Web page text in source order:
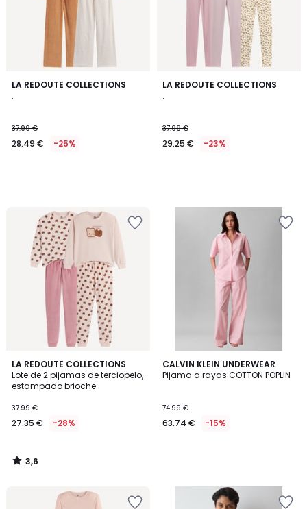
LA REDOUTE COLLECTIONS
.
37.99 €
28.49 € -25%
LA REDOUTE COLLECTIONS
.
37.99 €
29.25 € -23%
LA REDOUTE COLLECTIONS
Lote de 2 pijamas de terciopelo,
estampado brioche
37.99 €
27.35 € -28%
3,6
/ 5
3,6
/
CALVIN KLEIN UNDERWEAR
Pijama a rayas COTTON POPLIN
74.99 €
63.74 € -15%